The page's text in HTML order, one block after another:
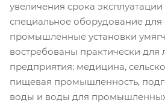
увеличения срока
специальное оборудование для
промышленные установки
востребованы практически для
предприятия: медицина,
пищевая промышленность,
воды и воды для промышленных